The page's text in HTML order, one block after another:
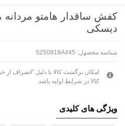
دیسکی
شناسه محصول: S250818A445
امکان برگشت کالا با دلیل "انصراف از
کالا در شرایط اولیه باشد.
ویژگی های کلیدی